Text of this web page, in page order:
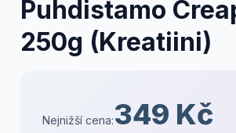
Puhdistamo
250g (Kreatiini)
Nejnižší cena:349 Kč